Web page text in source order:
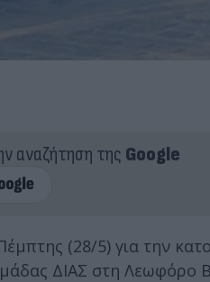
αναζήτηση της Google
(28/5) για την
ΔΙΑΣ στη Λεωφόρο